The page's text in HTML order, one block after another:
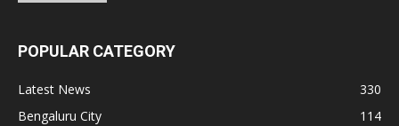
POPULAR CATEGORY
Latest News
330
Bengaluru City
114